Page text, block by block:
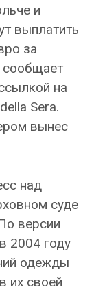
и
выплатить
за
сообщает
на
Sera.
вынес
над
суде
версии
2004 году
одежды
их своей